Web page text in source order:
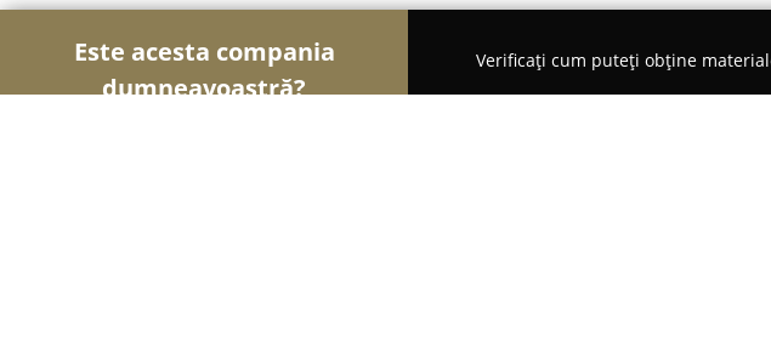
Este acesta compania
dumneavoastră?
Verificați cum puteți obține